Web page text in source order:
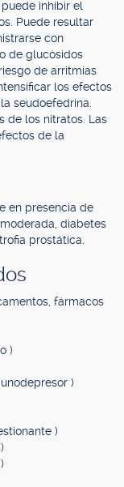
inhibir el
Puede resultar
con
de glucósidos
de arritmias
los efectos
seudoefedrina.
de los nitratos. Las
de la
en presencia de
diabetes
prostática.
fármacos
)
)
)